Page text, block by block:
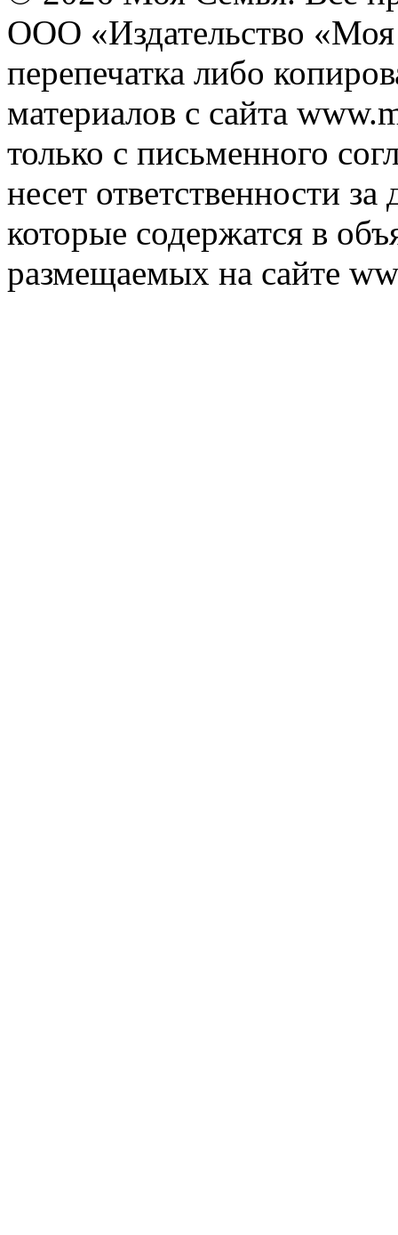
ООО «Издательство
перепечатка либо
материалов с сайта
только с письменного
несет ответственности
которые содержатся в
размещаемых на сайте